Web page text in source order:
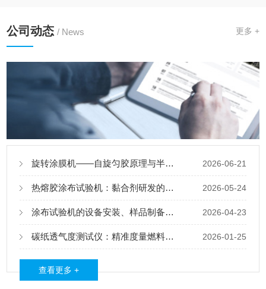
公司动态 / News 更多 +
旋转涂膜机——自旋匀胶原理与半导体及功能薄膜制备应用 2026-06-21
热熔胶涂布试验机：黏合剂研发的中试验证平台 2026-05-24
涂布试验机的设备安装、样品制备和操作流程 2026-04-23
碳纸透气度测试仪：精准度量燃料电池“呼吸”的关键标尺 2026-01-25
查看更多 +